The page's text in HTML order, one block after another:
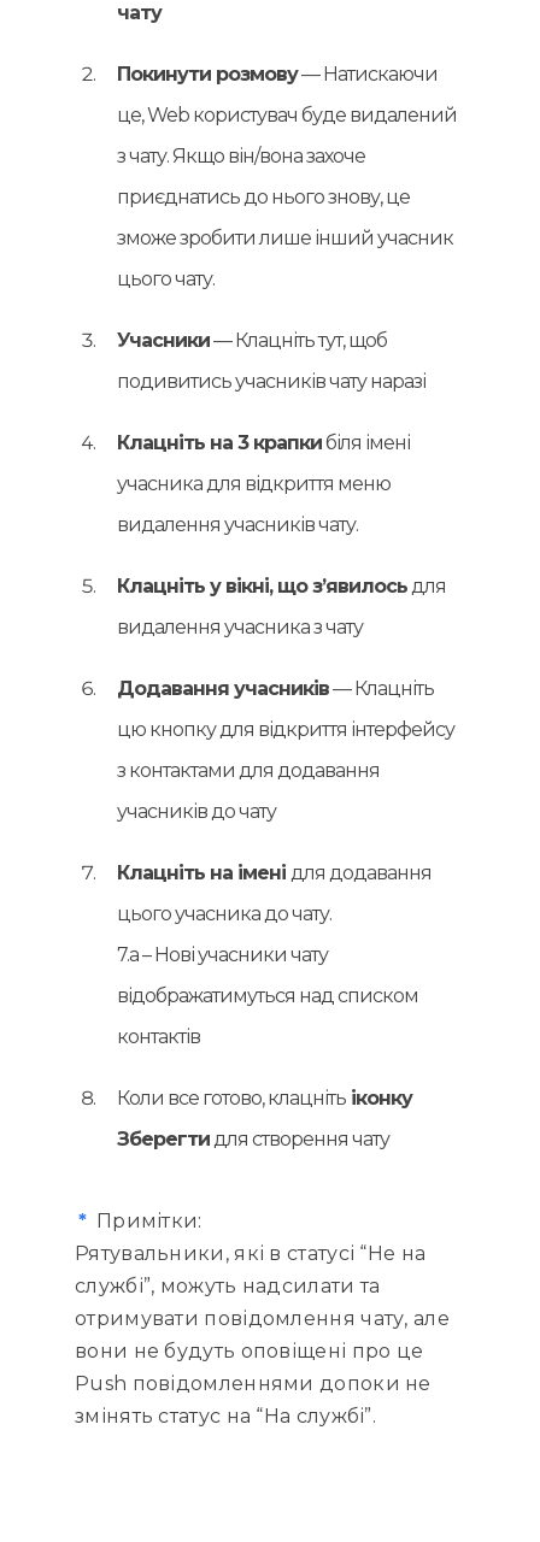
чату
Покинути розмову— Натискаючи
це, Web користувач буде видалений
з чату. Якщо він/вона захоче
приєднатись до нього знову, це
зможе зробити лише інший учасник
цього чату.
Учасники— Клацніть тут, щоб
подивитись учасників чату наразі
Клацніть на 3 крапкибіля імені
учасника для відкриття меню
видалення учасників чату.
Клацніть у вікні, що з’явилосьдля
видалення учасника з чату
Додавання учасників— Клацніть
цю кнопку для відкриття інтерфейсу
з контактами для додавання
учасників до чату
Клацніть на імені для додавання
цього учасника до чату.
7.a – Нові учасники чату
відображатимуться над списком
контактів
Коли все готово, клацніть іконку
Зберегтидля створення чату
* Примітки:
Рятувальники, які в статусі “Не на
службі”, можуть надсилати та
отримувати повідомлення чату, але
вони не будуть оповіщені про це
Push повідомленнями допоки не
змінять статус на “На службі”.